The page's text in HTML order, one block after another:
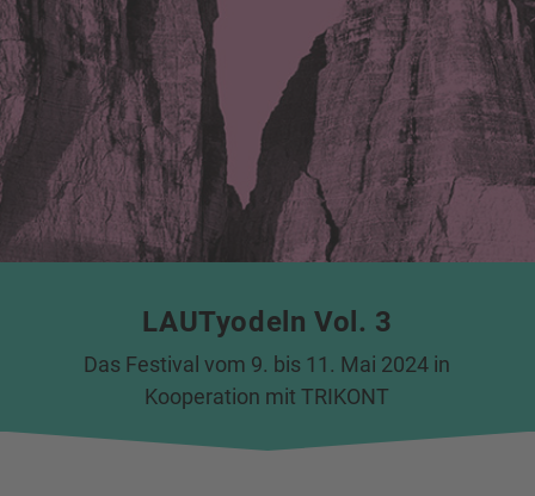
LAUTyodeln Vol. 3
Das Festival vom 9. bis 11. Mai 2024 in
Kooperation mit TRIKONT